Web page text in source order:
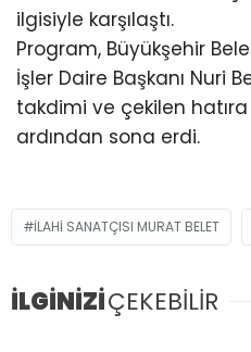
ilgisiyle karşılaştı.
Program, Büyükşehir
İşler Daire Başkanı Nuri
takdimi ve çekilen hatıra
ardından sona erdi.
ILAHI SANATÇISI MURAT BELET
İLGİNİZİÇEKEBİLİR